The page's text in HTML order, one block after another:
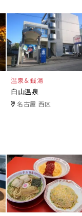
温泉＆銭湯
白山温泉
名古屋 西区